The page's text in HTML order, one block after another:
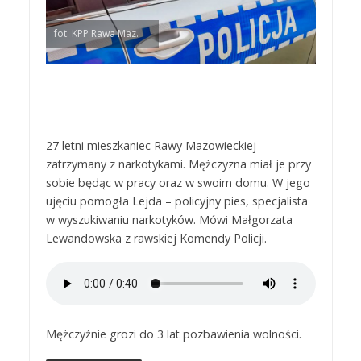
fot. KPP Rawa Maz.
27 letni mieszkaniec Rawy Mazowieckiej
zatrzymany z narkotykami. Mężczyzna miał je przy
sobie będąc w pracy oraz w swoim domu. W jego
ujęciu pomogła Lejda – policyjny pies, specjalista
w wyszukiwaniu narkotyków. Mówi Małgorzata
Lewandowska z rawskiej Komendy Policji.
Mężczyźnie grozi do 3 lat pozbawienia wolności.